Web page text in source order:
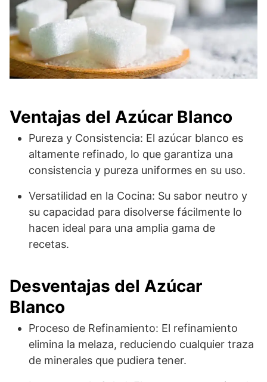
Ventajas del Azúcar Blanco
Pureza y Consistencia: El azúcar blanco es
altamente refinado, lo que garantiza una
consistencia y pureza uniformes en su uso.
Versatilidad en la Cocina: Su sabor neutro y
su capacidad para disolverse fácilmente lo
hacen ideal para una amplia gama de
recetas.
Desventajas del Azúcar
Blanco
Proceso de Refinamiento: El refinamiento
elimina la melaza, reduciendo cualquier traza
de minerales que pudiera tener.